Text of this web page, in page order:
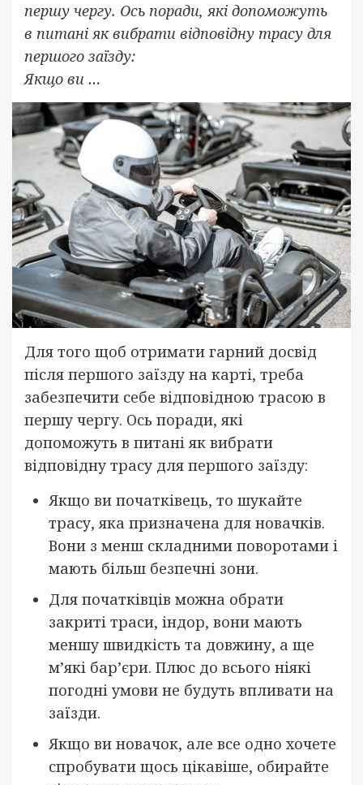
першу чергу. Ось поради, які допоможуть
в питані як вибрати відповідну трасу для
першого заїзду:
Якщо ви …
Для того щоб отримати гарний досвід
після першого заїзду на карті, треба
забезпечити себе відповідною трасою в
першу чергу. Ось поради, які
допоможуть в питані як вибрати
відповідну трасу для першого заїзду:
Якщо ви початківець, то шукайте
трасу, яка призначена для новачків.
Вони з менш складними поворотами і
мають більш безпечні зони.
Для початківців можна обрати
закриті траси, індор, вони мають
меншу швидкість та довжину, а ще
м’які бар’єри. Плюс до всього ніякі
погодні умови не будуть впливати на
заїзди.
Якщо ви новачок, але все одно хочете
спробувати щось цікавіше, обирайте